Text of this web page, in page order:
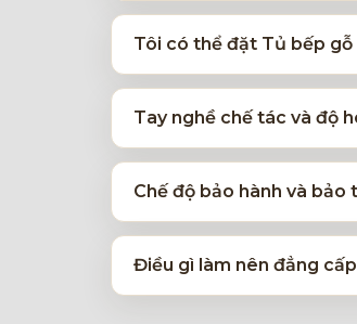
Tôi có thể đặt Tủ bếp
Tay nghề chế tác và độ
Chế độ bảo hành và
Điều gì làm nên đẳng